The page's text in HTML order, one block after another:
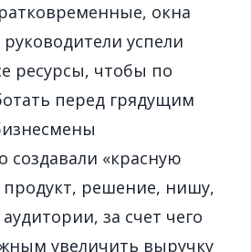
окна
успели
ресурсы, чтобы по
перед грядущим
создавали «красную
решение, нишу,
за счет чего
увеличить выручку